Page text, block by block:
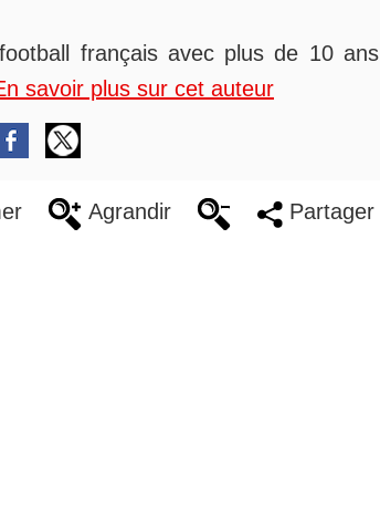
français avec plus de 10 ans
savoir plus sur cet auteur
Agrandir Partager